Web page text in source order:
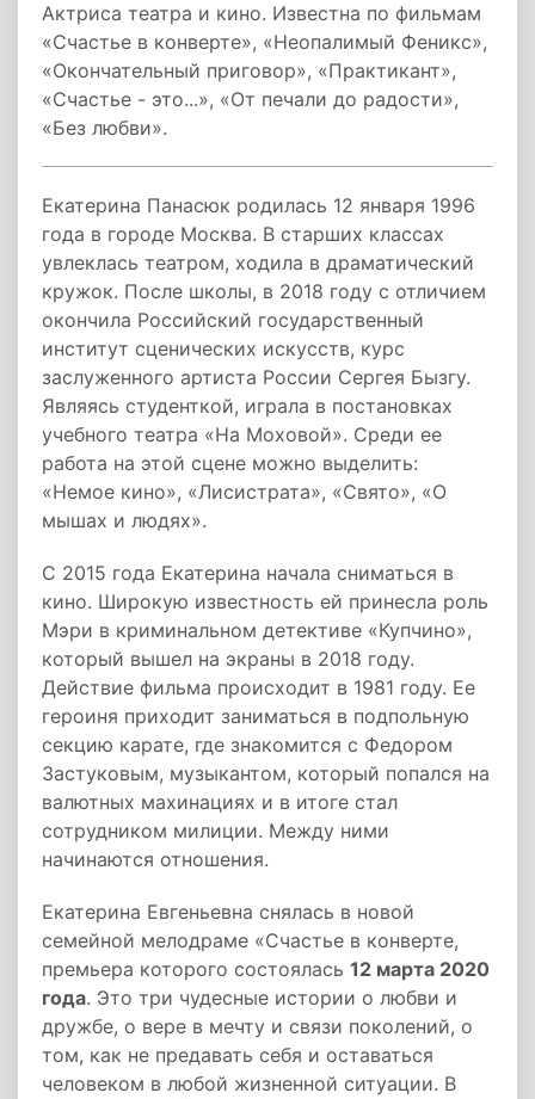
Актриса театра и кино. Известна по фильмам
«Счастье в конверте», «Неопалимый Феникс»,
«Окончательный приговор», «Практикант»,
«Счастье - это...», «От печали до радости»,
«Без любви».
Екатерина Панасюк родилась 12 января 1996
года в городе Москва. В старших классах
увлеклась театром, ходила в драматический
кружок. После школы, в 2018 году с отличием
окончила Российский государственный
институт сценических искусств, курс
заслуженного артиста России Сергея Бызгу.
Являясь студенткой, играла в постановках
учебного театра «На Моховой». Среди ее
работа на этой сцене можно выделить:
«Немое кино», «Лисистрата», «Свято», «О
мышах и людях».
С 2015 года Екатерина начала сниматься в
кино. Широкую известность ей принесла роль
Мэри в криминальном детективе «Купчино»,
который вышел на экраны в 2018 году.
Действие фильма происходит в 1981 году. Ее
героиня приходит заниматься в подпольную
секцию карате, где знакомится с Федором
Застуковым, музыкантом, который попался на
валютных махинациях и в итоге стал
сотрудником милиции. Между ними
начинаются отношения.
Екатерина Евгеньевна снялась в новой
семейной мелодраме «Счастье в конверте,
премьера которого состоялась 12 марта 2020
года. Это три чудесные истории о любви и
дружбе, о вере в мечту и связи поколений, о
том, как не предавать себя и оставаться
человеком в любой жизненной ситуации. В